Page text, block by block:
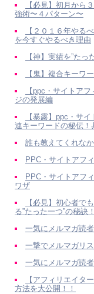
【必見】初月から
強術〜４パターン〜
【２０１６年やる
を今すぐやるべき理由
【神】実績を”た
【鬼】複合キーワ
【ppc・サイトア
ジの発展編
【暴露】ppc・サ
連キーワードの秘伝！
誰も教えてくれな
PPC・サイトアフ
PPC・サイトアフ
ワザ
【必見】初心者で
る”たった一つ”の秘訣
一気にメルマガ読
一撃でメルマガリ
一気にメルマガ読
【アフィリエイタ
方法を大公開！！